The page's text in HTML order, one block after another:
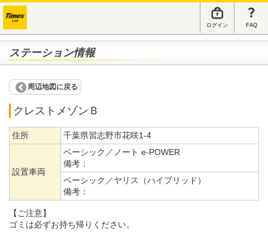
ログイン FAQ
ステーション情報
周辺地図に戻る
クレストメゾンＢ
住所 千葉県習志野市花咲1-4
設置車両
ベーシック／ノート e-POWER
備考：
ベーシック／ヤリス（ハイブリッド）
備考：
【ご注意】
ゴミは必ずお持ち帰りください。